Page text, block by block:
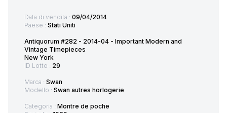
Data di vendita : 09/04/2014
Paese : Stati Uniti
Antiquorum #282 - 2014-04 - Important Modern and
Vintage Timepieces
New York
ID Lotto : 29
Marca : Swan
Modello : Swan autres horlogerie
Categoria : Montre de poche